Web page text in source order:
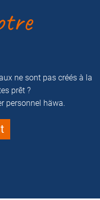
ne sont pas créés à la
prêt ?
personnel häwa.